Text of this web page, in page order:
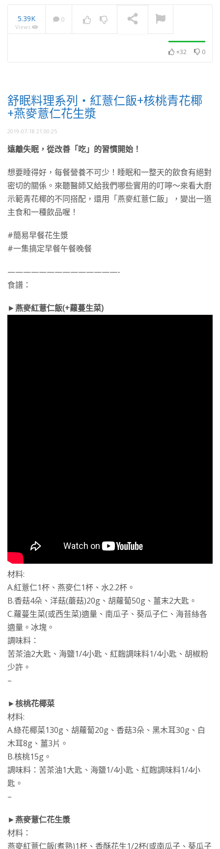
2025・11月・澈見全球訊
5.39K
Views
0
+32 0
舒眠料理系列・紅薏仁飯+核桃青花椰
+燕麥薏仁花生漿
2019-07-18 21:00:25
遠離失眠，從改善「吃」的習慣開始！
想要睡得好，每餐營養不可少！睡眠和一整天的飲食有絕對
密切的關係。來聽醫師又給我們哪些實用的叮嚀～來看大廚
示範青花椰的不同搭配，還用「燕麥紅薏仁飯」，變出一道
主食和一種飲品喔！
#簡易早餐花生漿
#一集搞定早餐午餐晚餐
——————————————-
食譜：
►燕麥紅薏仁飯(+蘿蔓生菜)
材料:
A.紅薏仁1杯、燕麥仁1杯、水2.2杯。
B.香菇4朵、洋菇(蘑菇)20g、胡蘿蔔50g、薑末2大匙。
C.蘿蔓生菜(或西生菜)適量、南瓜子、葵瓜子仁、海苔絲各
適量。冰塊。
調味料：
苦茶油2大匙、海鹽1/4小匙、紅麴調味料1/4小匙、胡椒粉
少許。
–
►核桃花椰菜
材料:
A.綠花椰菜130g、胡蘿蔔20g、香菇3朵、黑木耳30g、白
木耳8g、薑3片。
B.核桃15g。
調味料：苦茶油1大匙、海鹽1/4小匙、紅麴調味料1/4小
匙。
–
►燕麥薏仁花生漿
材料：
燕麥紅薏仁飯(煮熟)1杯、香酥花生1/2杯(或南瓜子、葵瓜子